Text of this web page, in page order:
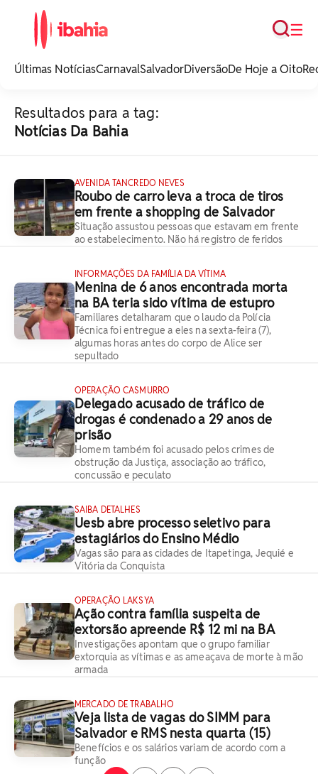
noticias e
☰
Busca
Últimas NotíciasCarnavalSalvadorDiversãoDe Hoje a Oito
Resultados para a tag:
Notícias Da Bahia
AVENIDA TANCREDO NEVES
Roubo de carro leva a troca de tiros
em frente a shopping de Salvador
Situação assustou pessoas que estavam em frente
ao estabelecimento. Não há registro de feridos
INFORMAÇÕES DA FAMÍLIA DA VÍTIMA
Menina de 6 anos encontrada morta
na BA teria sido vítima de estupro
Familiares detalharam que o laudo da Polícia
Técnica foi entregue a eles na sexta-feira (7),
algumas horas antes do corpo de Alice ser
sepultado
OPERAÇÃO CASMURRO
Delegado acusado de tráfico de
drogas é condenado a 29 anos de
prisão
Homem também foi acusado pelos crimes de
obstrução da Justiça, associação ao tráfico,
concussão e peculato
SAIBA DETALHES
Uesb abre processo seletivo para
estagiários do Ensino Médio
Vagas são para as cidades de Itapetinga, Jequié e
Vitória da Conquista
OPERAÇÃO LAKSYA
Ação contra família suspeita de
extorsão apreende R$ 12 mi na BA
Investigações apontam que o grupo familiar
extorquia as vítimas e as ameaçava de morte à mão
armada
MERCADO DE TRABALHO
Veja lista de vagas do SIMM para
Salvador e RMS nesta quarta (15)
Benefícios e os salários variam de acordo com a
função